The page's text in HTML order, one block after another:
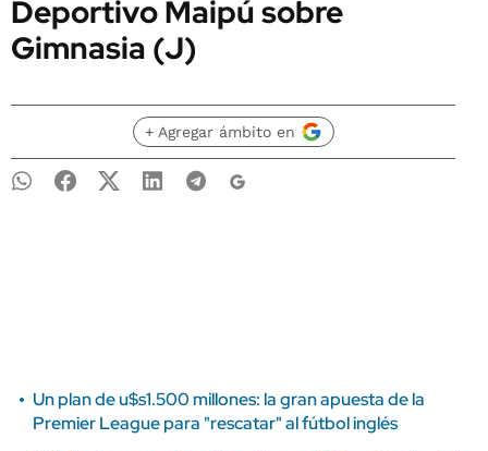
Deportivo Maipú sobre
Gimnasia (J)
+ Agregar ámbito en
Un plan de u$s1.500 millones: la gran apuesta de la
Premier League para "rescatar" al fútbol inglés